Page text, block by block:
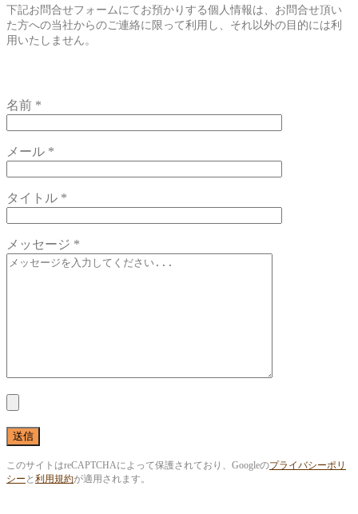
下記お問合せフォームにてお預かりする個人情報は、お問合せ頂い
た方への当社からのご連絡に限って利用し、それ以外の目的には利
用いたしません。
名前 *
メール *
タイトル *
メッセージ *
このサイトはreCAPTCHAによって保護されており、Googleのプライバシーポリ
シー と 利用規約が適用されます。